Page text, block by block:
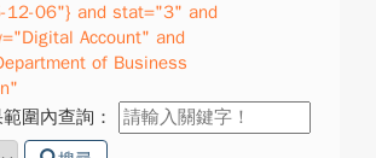
06"} and stat="3" and
Account" and
of Business
圍內查詢：